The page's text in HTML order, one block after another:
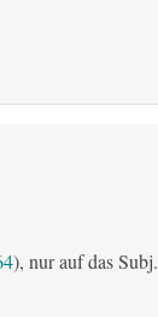
), nur auf das Subj.